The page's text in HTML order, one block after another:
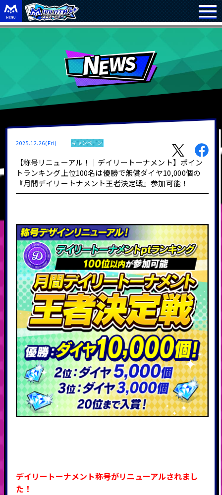
2025.12.26(Fri) キャンペーン
【称号リニューアル！｜デイリートーナメント】ポイン
トランキング上位100名は優勝で無償ダイヤ10,000個の
『月間デイリートナメント王者決定戦』参加可能！
デイリートーナメント称号がリニューアルされまし
た！